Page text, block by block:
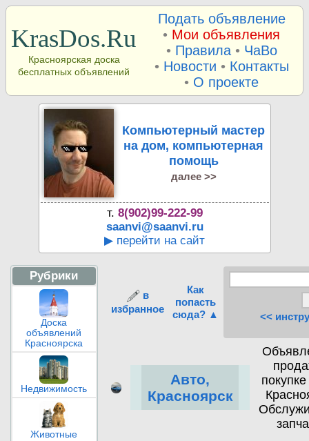
KrasDos.Ru
Красноярская доска
бесплатных объявлений
Подать объявление
• Мои объявления
• Правила• ЧаВо
• Новости • Контакты
• О проекте
Компьютерный мастер
на дом, компьютерная
помощь
далее >>
т. 8(902)99-222-99
saanvi@saanvi.ru
▶ перейти на сайт
Рубрики
Доска
объявлений
Красноярска
Недвижимость
Животные
в
избранное
Как
попасть
сюда? ▲
<<
Авто,
Красноярск